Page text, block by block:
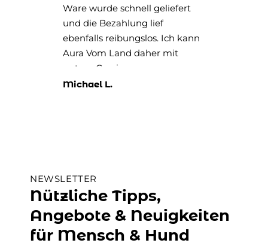
Ware wurde schnell geliefert
und die Bezahlung lief
ebenfalls reibungslos. Ich kann
Aura Vom Land daher mit
gutem Gewissen
weiterempfehlen.
Michael L.
NEWSLETTER
Nützliche Tipps,
Angebote & Neuigkeiten
für Mensch & Hund